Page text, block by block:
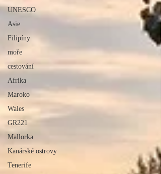
UNESCO
Asie
Filipíny
moře
cestování
Afrika
Maroko
Wales
GR221
Mallorka
Kanárské ostrovy
Tenerife